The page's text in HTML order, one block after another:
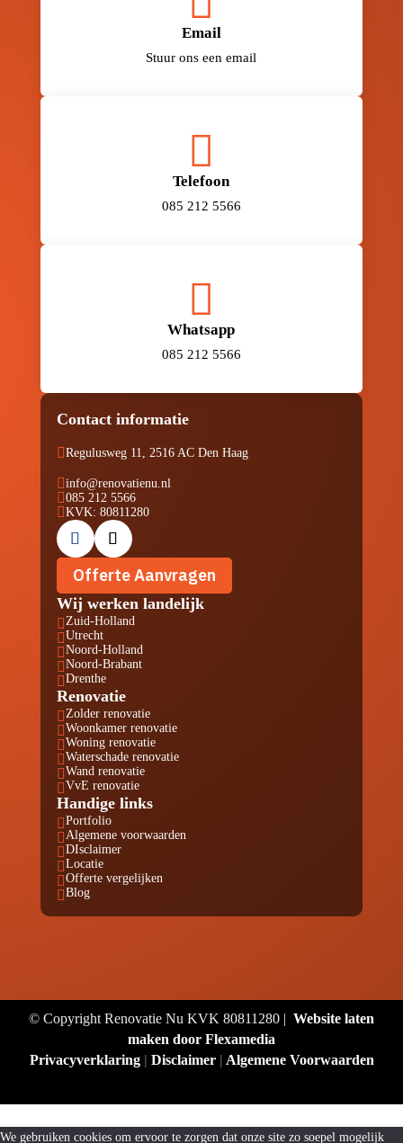
Email
Stuur ons een email

Telefoon
085 212 5566

Whatsapp
085 212 5566
Contact informatie
Regulusweg 11, 2516 AC Den Haag
info@renovatienu.nl
085 212 5566
 KVK: 80811280
Offerte Aanvragen
Wij werken landelijk
Zuid-Holland
Utrecht
Noord-Holland
Noord-Brabant
Drenthe
Renovatie
 Zolder renovatie
 Woonkamer renovatie
 Woning renovatie
 Waterschade renovatie
 Wand renovatie
 VvE renovatie
Handige links
 Portfolio
 Algemene voorwaarden
 DIsclaimer
 Locatie
 Offerte vergelijken
 Blog
© Copyright Renovatie Nu KVK 80811280 | Website laten
maken door Flexamedia
Privacyverklaring| Disclaimer| Algemene Voorwaarden
We gebruiken cookies om ervoor te zorgen dat onze site zo soepel mogelijk